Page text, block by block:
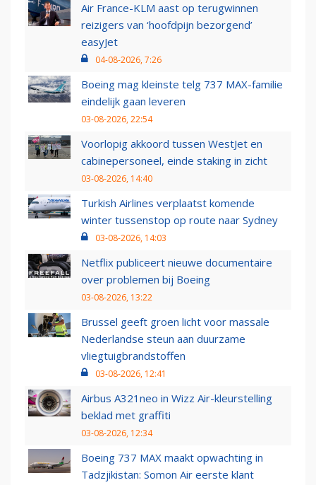
Air France-KLM aast op terugwinnen
reizigers van ‘hoofdpijn bezorgend’
easyJet
04-08-2026, 7:26
Boeing mag kleinste telg 737 MAX-familie
eindelijk gaan leveren
03-08-2026, 22:54
Voorlopig akkoord tussen WestJet en
cabinepersoneel, einde staking in zicht
03-08-2026, 14:40
Turkish Airlines verplaatst komende
winter tussenstop op route naar Sydney
03-08-2026, 14:03
Netflix publiceert nieuwe documentaire
over problemen bij Boeing
03-08-2026, 13:22
Brussel geeft groen licht voor massale
Nederlandse steun aan duurzame
vliegtuigbrandstoffen
03-08-2026, 12:41
Airbus A321neo in Wizz Air-kleurstelling
beklad met graffiti
03-08-2026, 12:34
Boeing 737 MAX maakt opwachting in
Tadzjikistan: Somon Air eerste klant